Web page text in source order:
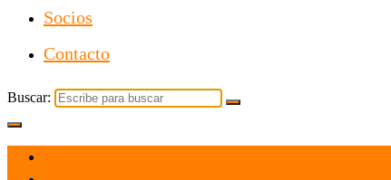
Socios
Contacto
Buscar: